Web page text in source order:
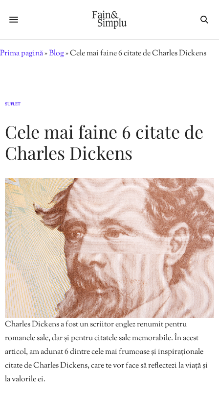
Prima pagină»Blog»Cele mai faine 6 citate de Charles Dickens
SUFLET
Cele mai faine 6 citate de
Charles Dickens
Charles Dickens a fost un scriitor englez renumit pentru
romanele sale, dar și pentru citatele sale memorabile. În acest
articol, am adunat 6 dintre cele mai frumoase și inspiraționale
citate de Charles Dickens, care te vor face să reflectezi la viață și
la valorile ei.